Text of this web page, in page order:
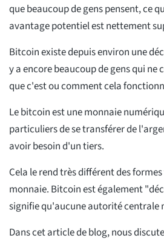
que beaucoup de gens pensent, ce
avantage potentiel est nettement
Bitcoin existe depuis environ une
y a encore beaucoup de gens qui ne
que c'est ou comment cela
Le bitcoin est une monnaie
particuliers de se transférer de
avoir besoin d'un tiers.
Cela le rend très différent des
monnaie. Bitcoin est également
signifie qu'aucune autorité centrale
Dans cet article de blog, nous